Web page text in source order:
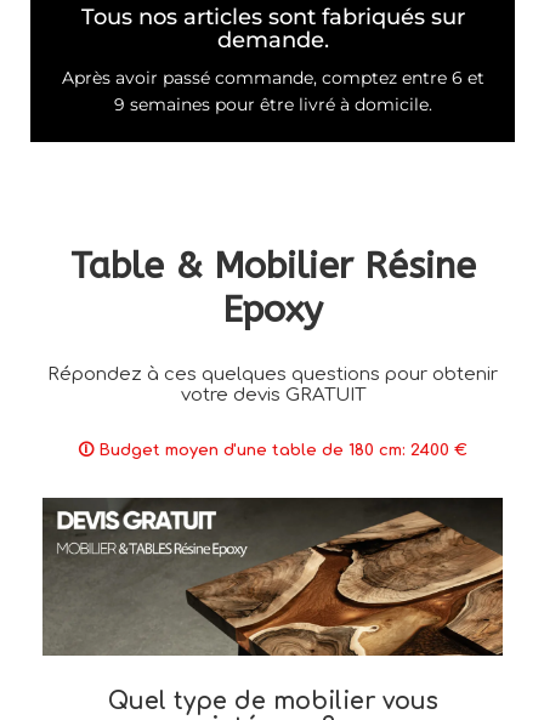
Tous nos articles sont fabriqués sur
demande.
Après avoir passé commande, comptez entre 6 et
9 semaines pour être livré à domicile.